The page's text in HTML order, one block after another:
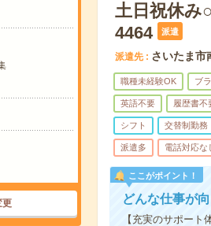
更
土日祝休み
4464
派遣
派遣先 さいたま市
職種未経験OK ブ
英語不要 履歴書不
シフト 交替制勤務
派遣多 電話対応な
ここがポイント！
どんな仕事が
【充実のサポー